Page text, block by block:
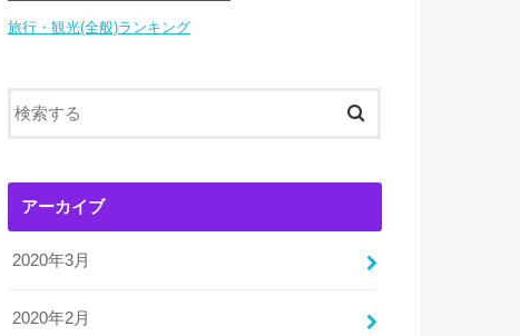
旅行・観光(全般)ランキング
アーカイブ
2020年3月
2020年2月